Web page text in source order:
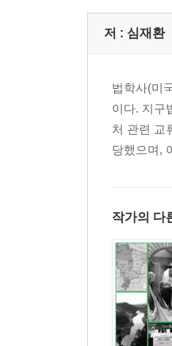
저 : 심재환
법학사(미
이다. 지구
처 관련 교
당했으며,
작가의 다